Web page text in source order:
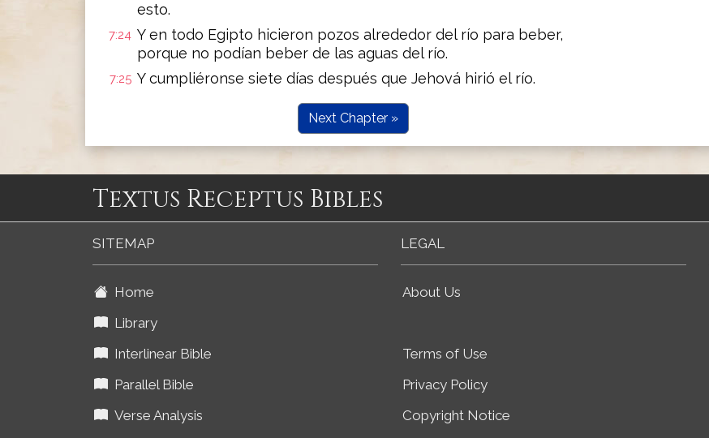
esto.
7:24 Y en todo Egipto hicieron pozos alrededor del río para beber,
porque no podían beber de las aguas del río.
7:25 Y cumpliéronse siete días después que Jehová hirió el río.
Next Chapter »
Textus Receptus Bibles
SITEMAP
Home
Library
Interlinear Bible
Parallel Bible
Verse Analysis
LEGAL
About Us
Terms of Use
Privacy Policy
Copyright Notice